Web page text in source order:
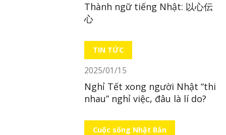
Thành ngữ tiếng Nhật: 以心伝
心
TIN TỨC
2025/01/15
Nghỉ Tết xong người Nhật “thi
nhau” nghỉ việc, đâu là lí do?
Cuộc sống Nhật Bản